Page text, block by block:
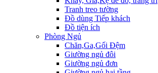
Tranh treo tường
Đồ dùng Tiếp khách
Đồ tiện ích
Phòng Ngủ
Chăn,Ga,Gối Đệm
Giường ngủ đôi
Giường ngủ đơn